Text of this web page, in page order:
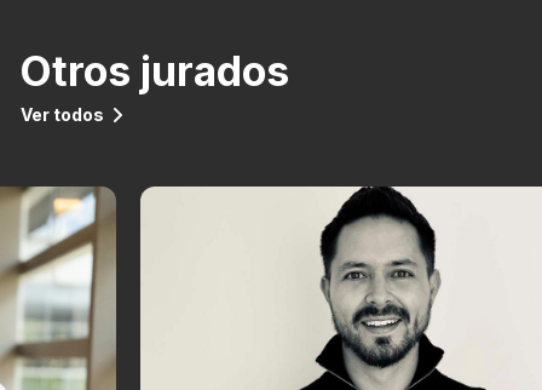
Otros jurados
Ver todos